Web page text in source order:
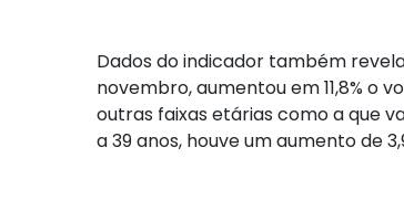
Dados do indicador também
novembro, aumentou em 11,8% o
outras faixas etárias como a que
a 39 anos, houve um aumento de